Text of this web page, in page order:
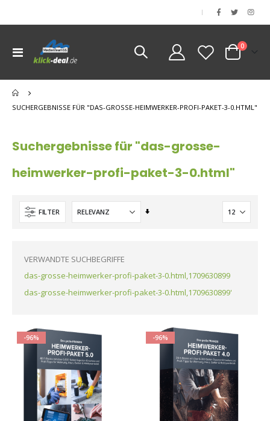
|
Navigation
umschalten
Cart
0Artikel
SUCHERGEBNISSE FÜR "DAS-GROSSE-HEIMWERKER-PROFI-PAKET-3-0.HTML"
Suchergebnisse für "das-grosse-
heimwerker-profi-paket-3-0.html"
FILTER
Aufsteigend
VERWANDTE SUCHBEGRIFFE
das-grosse-heimwerker-profi-paket-3-0.html,1709630899
das-grosse-heimwerker-profi-paket-3-0.html,1709630899'
-96% -96%